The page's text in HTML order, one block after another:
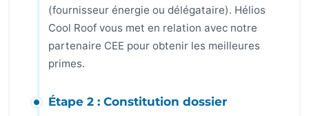
(fournisseur énergie ou délégataire). Hélios
Cool Roof vous met en relation avec notre
partenaire CEE pour obtenir les meilleures
primes.
Étape 2 : Constitution dossier